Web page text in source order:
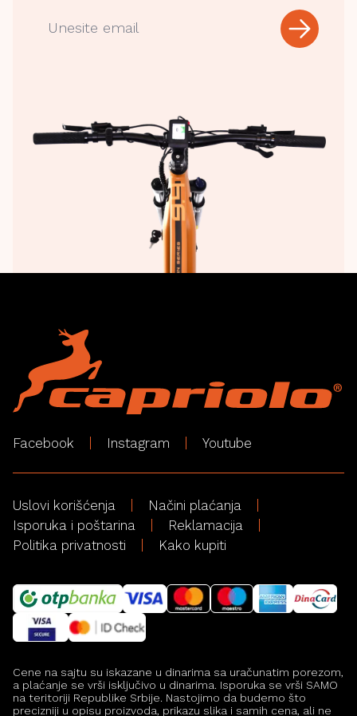
Facebook Instagram Youtube
Uslovi korišćenja
Načini plaćanja
Isporuka i poštarina
Reklamacija
Politika privatnosti
Kako kupiti
Cene na sajtu su iskazane u dinarima sa uračunatim porezom,
a plaćanje se vrši isključivo u dinarima. Isporuka se vrši SAMO
na teritoriji Republike Srbije. Nastojimo da budemo što
precizniji u opisu proizvoda, prikazu slika i samih cena, ali ne